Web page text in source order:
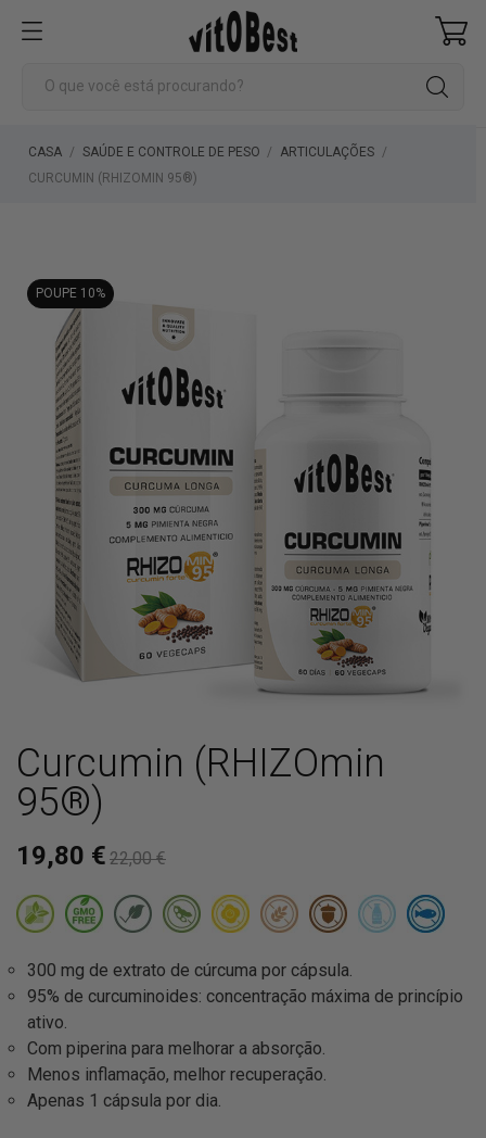
CASA SAÚDE E CONTROLE DE PESO
ARTICULAÇÕES
CURCUMIN (RHIZOMIN 95®)
POUPE 10%
Curcumin (RHIZOmin
95®)
19,80 € 22,00 €
300 mg de extrato de cúrcuma por cápsula.
95% de curcuminoides: concentração máxima de princípio
ativo.
Com piperina para melhorar a absorção.
Menos inflamação, melhor recuperação.
Apenas 1 cápsula por dia.